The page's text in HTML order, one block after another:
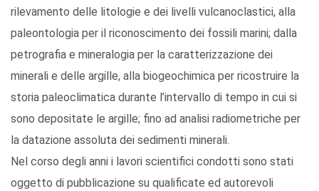
rilevamento delle litologie e dei livelli vulcanoclastici, alla
paleontologia per il riconoscimento dei fossili marini; dalla
petrografia e mineralogia per la caratterizzazione dei
minerali e delle argille, alla biogeochimica per ricostruire la
storia paleoclimatica durante l’intervallo di tempo in cui si
sono depositate le argille; fino ad analisi radiometriche per
la datazione assoluta dei sedimenti minerali.
Nel corso degli anni i lavori scientifici condotti sono stati
oggetto di pubblicazione su qualificate ed autorevoli